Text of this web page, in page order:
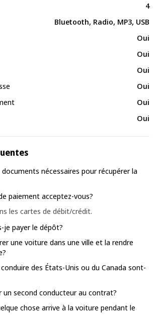
4
Bluetooth, Radio, MP3, USB
Oui
Oui
Oui
Oui
Oui
Oui
nécessaires pour récupérer la
paiement acceptez-vous?
les cartes de débit/crédit.
je payer le dépôt?
une voiture dans une ville et la rendre
des États-Unis ou du Canada sont-
un second conducteur au contrat?
chose arrive à la voiture pendant le